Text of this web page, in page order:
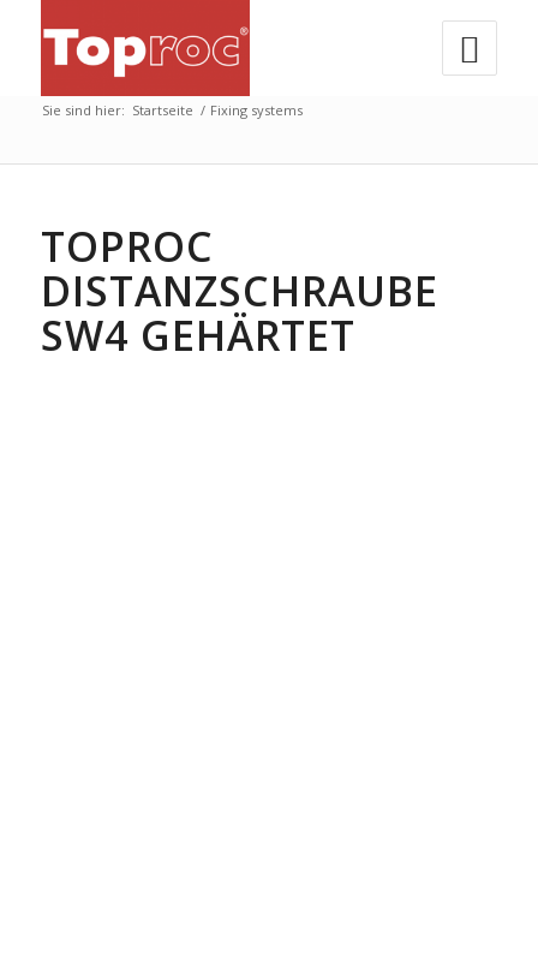
Sie sind hier: Startseite / Fixing systems
TOPROC
DISTANZSCHRAUBE
SW4 GEHÄRTET